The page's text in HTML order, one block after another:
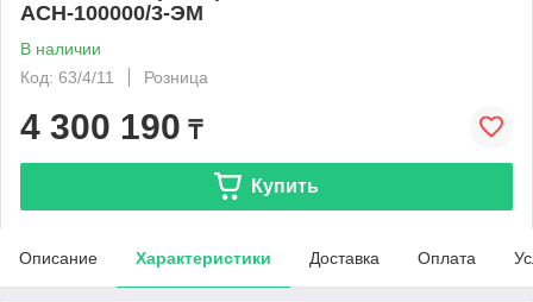
АСН-100000/3-ЭМ
В наличии
Код: 63/4/11
Розница
4 300 190 ₸
Купить
Описание Характеристики Доставка Оплата